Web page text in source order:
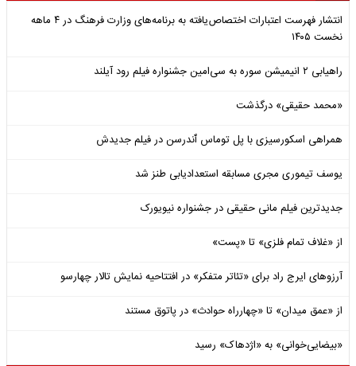
انتشار فهرست اعتبارات اختصاص‌یافته به برنامه‌های وزارت فرهنگ در ۴ ماهه
نخست ۱۴۰۵
راهیابی ۲ انیمیشن سوره به سی‌امین جشنواره فیلم رود آیلند
«محمد حقیقی» درگذشت
همراهی اسکورسیزی با پل توماس ٱندرسن در فیلم جدیدش
یوسف تیموری مجری مسابقه استعدادیابی طنز شد
جدیدترین فیلم مانی حقیقی در جشنواره نیویورک
از «غلاف تمام فلزی» تا «پست»
آرزوهای ایرج راد برای «تئاتر متفکر» در افتتاحیه نمایش تالار چهارسو
از «عمق میدان» تا «چهارراه حوادث» در پاتوق مستند
«بیضایی‌خوانی» به «اژدهاک» رسید